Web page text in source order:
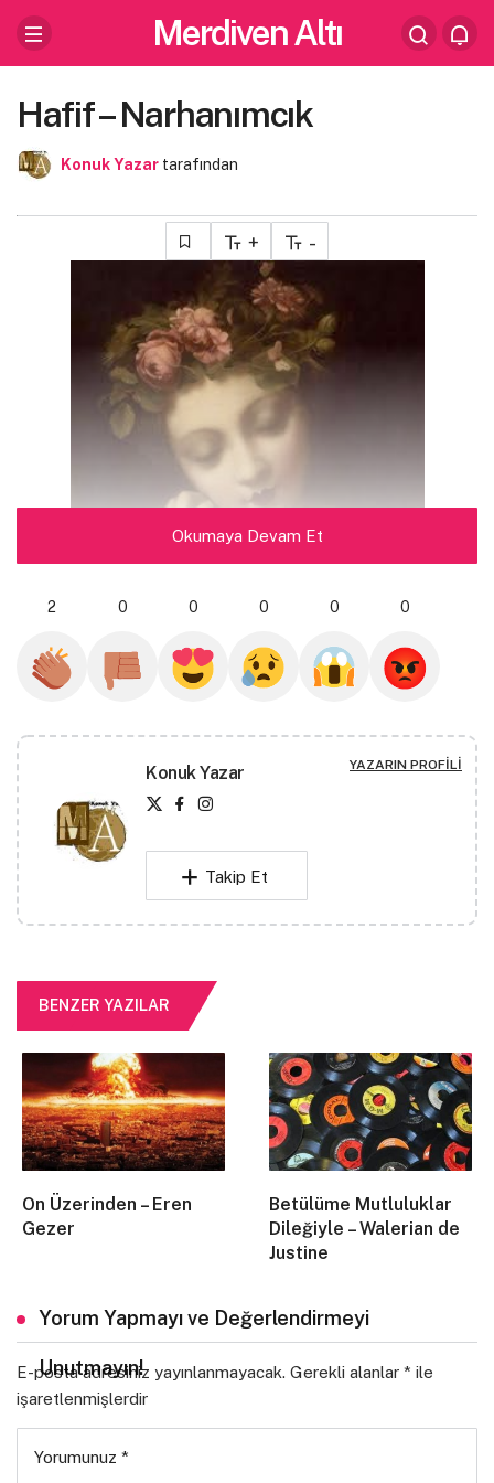
Merdiven Altı
Hafif – Narhanımcık
Konuk Yazar tarafından
+ -
geceleri ‘amenna ve saddakna’ diyip uyuyamıyorum
ben,
durup duruyorum
telefona not yazmayı hiç sevmiyorum
hem sağ bileğim ağrıyor
fotoğrafları görüyorum kafamda
dağınık kimlikteyim
uyuyamıyorum
o kadını düşünüyorum
elleri şakaklarında
yağmur sularından belli
göğüs uçları,
gözleri sımsıkı kapalı
hepimiz bir şeylere kapatırız
arkamızı dönüp koşar adım kaçarız,
bağıranları duyunca
gece çökünce
bu sımsıkı gözlerimizi
sımsıkı kapatmamız.
neden?
kim bağırıyor?
birileri geceleri bağırıyor içimizde.
Okumaya Devam Et
2 0 0 0 0 0
Konuk Yazar YAZARIN PROFILI
Takip Et
BENZER YAZILAR
On Üzerinden – Eren
Gezer
Betülüme Mutluluklar
Dileğiyle – Walerian de
Justine
Yorum Yapmayı ve Değerlendirmeyi
Unutmayın!
E-posta adresiniz yayınlanmayacak. Gerekli alanlar * ile
işaretlenmişlerdir
Yorumunuz *